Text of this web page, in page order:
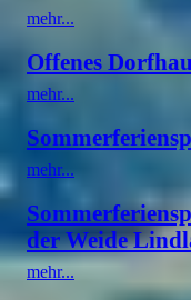
mehr...
Offenes
mehr...
mehr...
der Weide
mehr...